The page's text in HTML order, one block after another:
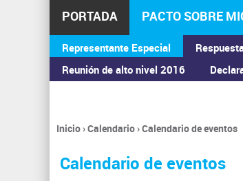
PORTADA PACTO SOBRE
Representante Especial
Reunión de alto nivel 2016
ASAMBLEA GENERAL
Se
encuentra
usted
Inicio›Calendario›Calendario de eventos
Calendario de eventos